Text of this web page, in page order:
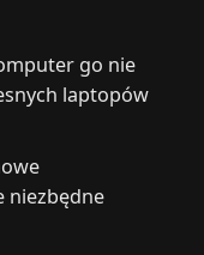
go nie
laptopów
niezbędne